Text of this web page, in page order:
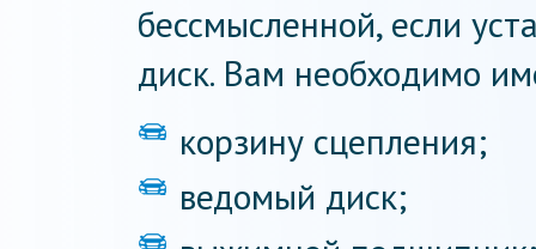
бессмысленной, если
диск. Вам необходимо
корзину сцепления;
ведомый диск;